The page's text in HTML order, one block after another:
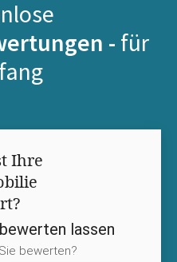
- für
Ihre
bewerten lassen
bewerten?